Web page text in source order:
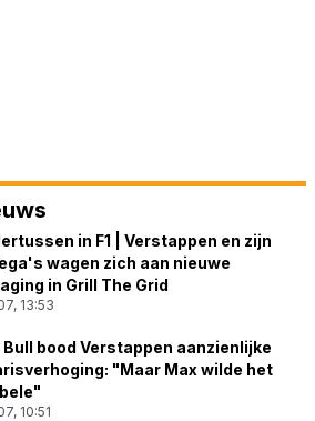
in F1 | Verstappen en zijn
wagen zich aan nieuwe
in Grill The Grid
13:53
Bull bood Verstappen aanzienlijke
"Maar Max wilde het
10:51